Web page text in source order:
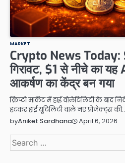
MARKET
Crypto News Today:
गिरावट, $1 से नीचे का
आकर्षण का केंद्र बन गया
क्रिप्टो मार्केट में हाई वोलेटिलिटी के
हटकर हाई यूटिलिटी वाले नए प्रोजेक्ट्स
byAniket Sardhana April 6, 2026
Search
for: